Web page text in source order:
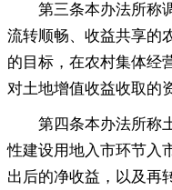
第三条本办法所称
流转顺畅、收益共享的
的目标，在农村集体经
对土地增值收益收取的
第四条本办法所称
性建设用地入市环节入
出后的净收益，以及再